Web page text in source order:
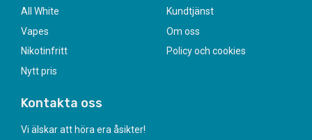
All White
Vapes
Nikotinfritt
Nytt pris
Kundtjänst
Om oss
Policy och cookies
Kontakta oss
Vi älskar att höra era åsikter!